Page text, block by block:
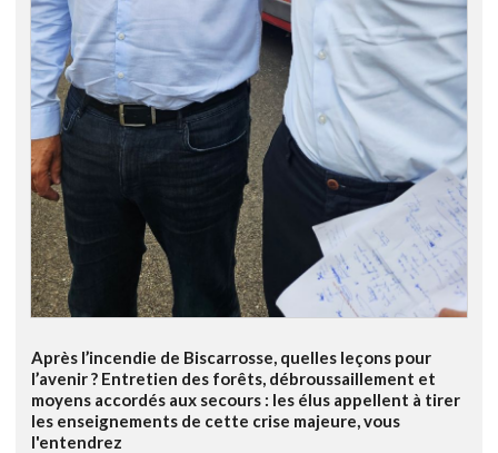
Après l’incendie de Biscarrosse, quelles leçons pour
l’avenir ? Entretien des forêts, débroussaillement et
moyens accordés aux secours : les élus appellent à tirer
les enseignements de cette crise majeure, vous
l'entendrez